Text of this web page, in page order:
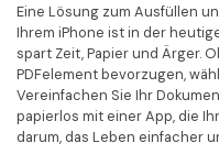
Eine Lösung zum Ausfüllen
Ihrem iPhone ist in der
spart Zeit, Papier und Ärger.
PDFelement bevorzugen,
Vereinfachen Sie Ihr
papierlos mit einer App, die
darum, das Leben einfacher